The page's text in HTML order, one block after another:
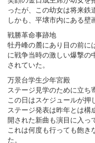
ったが、この幼女は将来鉄
しかも、平壌市内にある壁
戦勝革命事跡地
牡丹峰の麓にあり目の前に
に戦争当時の激しい爆撃の
されていた。
万景台学生少年宮殿
ステージ見学のために立ち
この日はスケジュールが押
ステージ発表は昨年とは
開された新曲も演目に入っ
これは何度も行っても飽き
た。